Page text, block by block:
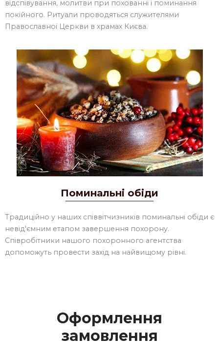
відспівування, молитви при похованні і поминання
покійного. Ритуали проводяться служителями
Православної Церкви в храмах Києва.
Поминальні обіди
Традиційно у наших співвітчизників поминальні обіди є
невід'ємним етапом завершення похорону.
Співробітники нашого похоронного агентства
допоможуть провести захід на найвищому рівні.
Оформлення
замовлення